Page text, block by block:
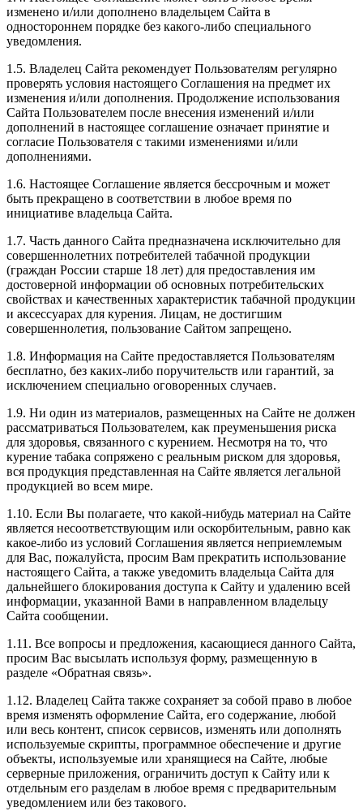
изменено и/или дополнено владельцем Сайта в
одностороннем порядке без какого-либо специального
уведомления.
1.5. Владелец Сайта рекомендует Пользователям регулярно
проверять условия настоящего Соглашения на предмет их
изменения и/или дополнения. Продолжение использования
Сайта Пользователем после внесения изменений и/или
дополнений в настоящее соглашение означает принятие и
согласие Пользователя с такими изменениями и/или
дополнениями.
1.6. Настоящее Соглашение является бессрочным и может
быть прекращено в соответствии в любое время по
инициативе владельца Сайта.
1.7. Часть данного Сайта предназначена исключительно для
совершеннолетних потребителей табачной продукции
(граждан России старше 18 лет) для предоставления им
достоверной информации об основных потребительских
свойствах и качественных характеристик табачной продукции
и аксессуарах для курения. Лицам, не достигшим
совершеннолетия, пользование Сайтом запрещено.
1.8. Информация на Сайте предоставляется Пользователям
бесплатно, без каких-либо поручительств или гарантий, за
исключением специально оговоренных случаев.
1.9. Ни один из материалов, размещенных на Сайте не должен
рассматриваться Пользователем, как преуменьшения риска
для здоровья, связанного с курением. Несмотря на то, что
курение табака сопряжено с реальным риском для здоровья,
вся продукция представленная на Сайте является легальной
продукцией во всем мире.
1.10. Если Вы полагаете, что какой-нибудь материал на Сайте
является несоответствующим или оскорбительным, равно как
какое-либо из условий Соглашения является неприемлемым
для Вас, пожалуйста, просим Вам прекратить использование
настоящего Сайта, а также уведомить владельца Сайта для
дальнейшего блокирования доступа к Сайту и удалению всей
информации, указанной Вами в направленном владельцу
Сайта сообщении.
1.11. Все вопросы и предложения, касающиеся данного Сайта,
просим Вас высылать используя форму, размещенную в
разделе «Обратная связь».
1.12. Владелец Сайта также сохраняет за собой право в любое
время изменять оформление Сайта, его содержание, любой
или весь контент, список сервисов, изменять или дополнять
используемые скрипты, программное обеспечение и другие
объекты, используемые или хранящиеся на Сайте, любые
серверные приложения, ограничить доступ к Сайту или к
отдельным его разделам в любое время с предварительным
уведомлением или без такового.